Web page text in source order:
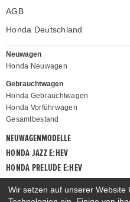
AGB
Honda Deutschland
Neuwagen
Honda Neuwagen
Gebrauchtwagen
Honda Gebrauchtwagen
Honda Vorführwagen
Gesamtbestand
NEUWAGENMODELLE
HONDA JAZZ E:HEV
HONDA PRELUDE E:HEV
Wir setzen auf unserer Website